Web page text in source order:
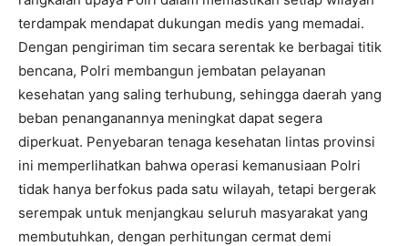
terdampak mendapat dukungan medis yang memadai.
Dengan pengiriman tim secara serentak ke berbagai titik
bencana, Polri membangun jembatan pelayanan
kesehatan yang saling terhubung, sehingga daerah yang
beban penanganannya meningkat dapat segera
diperkuat. Penyebaran tenaga kesehatan lintas provinsi
ini memperlihatkan bahwa operasi kemanusiaan Polri
tidak hanya berfokus pada satu wilayah, tetapi bergerak
serempak untuk menjangkau seluruh masyarakat yang
membutuhkan, dengan perhitungan cermat demi